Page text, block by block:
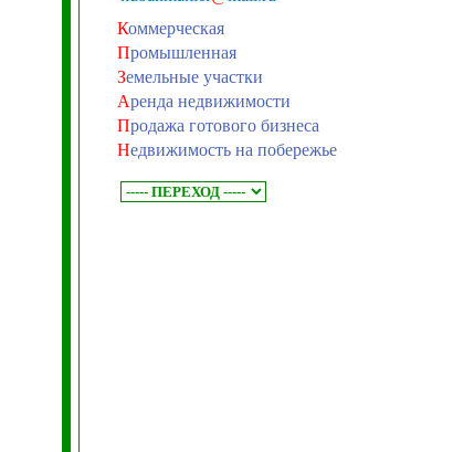
Коммерческая
Промышленная
Земельные участки
Аренда недвижимости
Продажа готового бизнеса
Недвижимость на побережье